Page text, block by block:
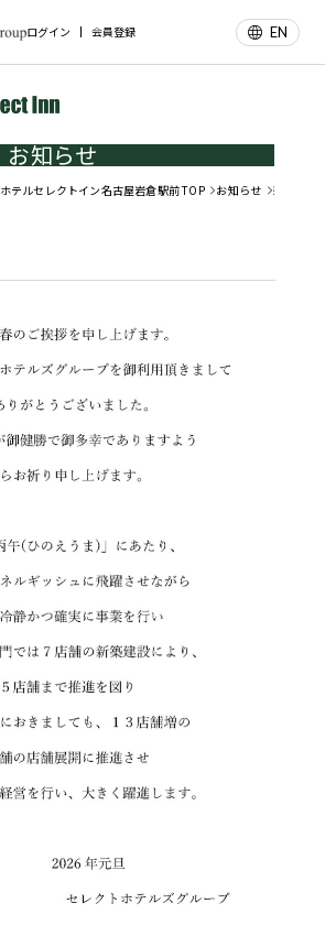
ログイン 会員登録 EN
お知らせ
ホテルセレクトイン名古屋岩倉駅前 TOP お知らせ 新春ご挨